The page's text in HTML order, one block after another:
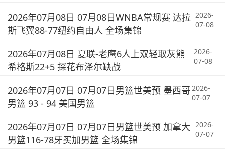
2026年07月08日 07月08日WNBA常规赛 达拉
斯飞翼88-77纽约自由人 全场集锦
2026-
07-08
2026年07月08日 夏联-老鹰6人上双轻取灰熊
希格斯22+5 探花布泽尔缺战
2026-
07-08
2026年07月07日 07月07日男篮世美预 墨西哥
男篮 93 - 94 美国男篮
2026-
07-07
2026年07月07日 07月07日男篮世美预 加拿大
男篮116-78牙买加男篮 全场集锦
2026-
07-07